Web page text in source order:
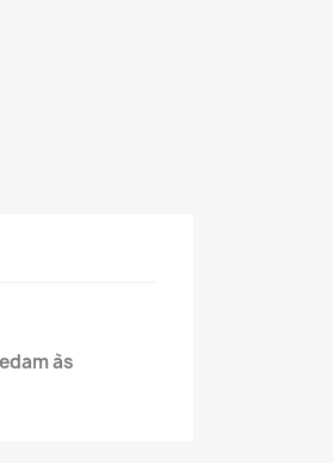
às